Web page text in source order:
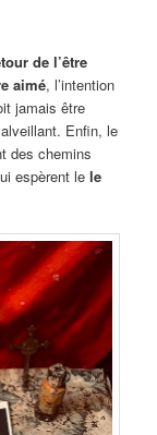
de l’être
aimé, l’intention
jamais être
Enfin, le
des chemins
espèrent lele